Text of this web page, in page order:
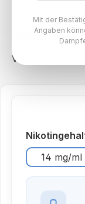
10x Vozol
Vozol Liquid
14 mg/ml
Mit der
Angaben